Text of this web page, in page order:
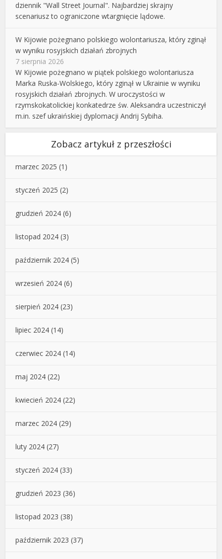
dziennik "Wall Street Journal". Najbardziej skrajny
scenariusz to ograniczone wtargnięcie lądowe.
W Kijowie pożegnano polskiego wolontariusza, który zginął
w wyniku rosyjskich działań zbrojnych
7 sierpnia 2026
W Kijowie pożegnano w piątek polskiego wolontariusza
Marka Ruska-Wolskiego, który zginął w Ukrainie w wyniku
rosyjskich działań zbrojnych. W uroczystości w
rzymskokatolickiej konkatedrze św. Aleksandra uczestniczył
m.in. szef ukraińskiej dyplomacji Andrij Sybiha.
Zobacz artykuł z przeszłości
marzec 2025 (1)
styczeń 2025 (2)
grudzień 2024 (6)
listopad 2024 (3)
październik 2024 (5)
wrzesień 2024 (6)
sierpień 2024 (23)
lipiec 2024 (14)
czerwiec 2024 (14)
maj 2024 (22)
kwiecień 2024 (22)
marzec 2024 (29)
luty 2024 (27)
styczeń 2024 (33)
grudzień 2023 (36)
listopad 2023 (38)
październik 2023 (37)